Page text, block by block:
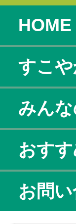
HOME
すこや
みん
おす
お問